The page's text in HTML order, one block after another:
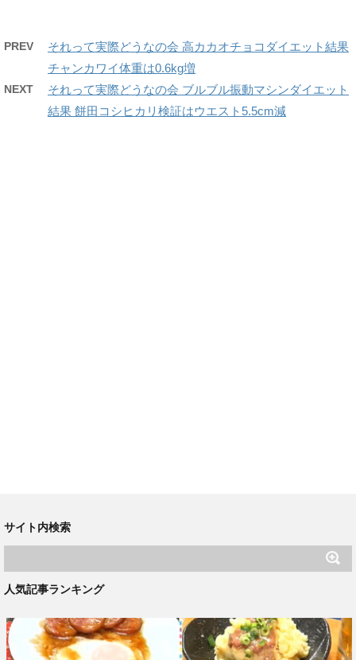
PREV
それって実際どうなの会 高カカオチョコダイエット結果
チャンカワイ体重は0.6kg増
NEXT
それって実際どうなの会 ブルブル振動マシンダイエット
結果 餅田コシヒカリ検証はウエスト5.5cm減
サイト内検索
人気記事ランキング